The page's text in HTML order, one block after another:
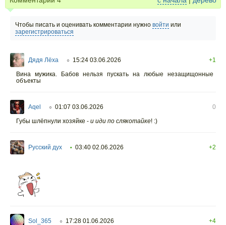
Чтобы писать и оценивать комментарии нужно войти или
зарегистрироваться
Дядя Лёха ○ 15:24 03.06.2026
+1
Вина мужика. Бабов нельзя пускать на любые незащищонные
объекты
Aqel ○ 01:07 03.06.2026
0
Губы шлёпнули хозяйке - и иди по слякотайке! :)
Русский дух • 03:40 02.06.2026 +2
Sol_365 ○ 17:28 01.06.2026
+4